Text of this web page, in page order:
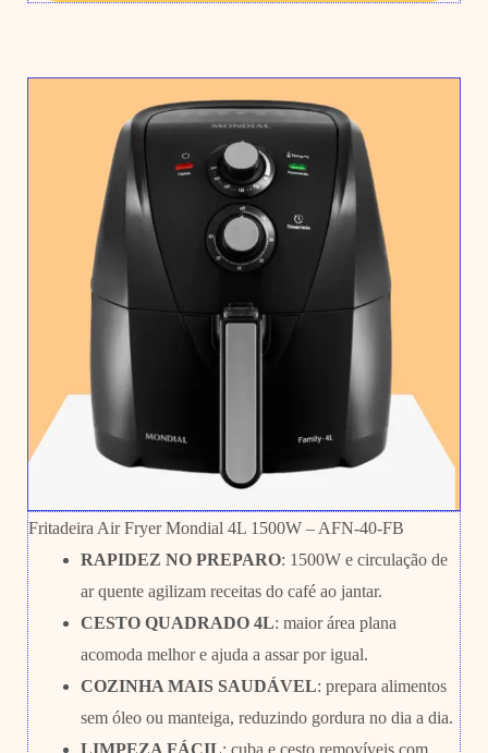
Fritadeira Air Fryer Mondial 4L 1500W – AFN-40-FB
RAPIDEZ NO PREPARO: 1500W e circulação de
ar quente agilizam receitas do café ao jantar.
CESTO QUADRADO 4L: maior área plana
acomoda melhor e ajuda a assar por igual.
COZINHA MAIS SAUDÁVEL: prepara alimentos
sem óleo ou manteiga, reduzindo gordura no dia a dia.